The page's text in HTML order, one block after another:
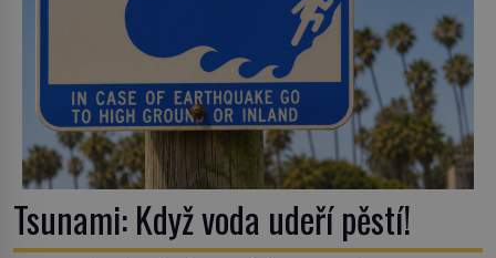
Tsunami: Když voda udeří pěstí!